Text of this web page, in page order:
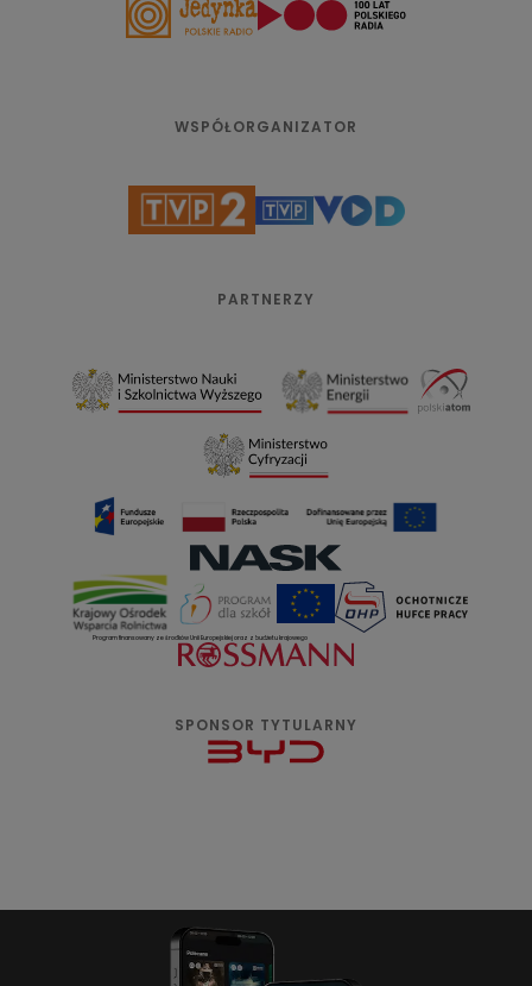
WSPÓŁORGANIZATOR
PARTNERZY
Program finansowany ze środków Unii Europejskiej oraz z budżetu krajowego
SPONSOR TYTULARNY